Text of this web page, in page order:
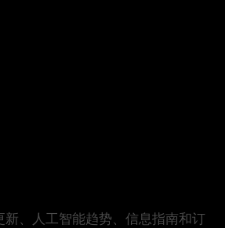
新、人工智能趋势、信息指南和订